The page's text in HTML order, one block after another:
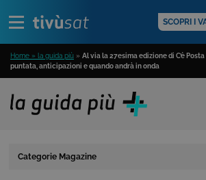
SCOPRI I
Home » la guida più » Al via la 27esima edizione di C’è
puntata, anticipazioni e quando andrà in onda
Categorie Magazine